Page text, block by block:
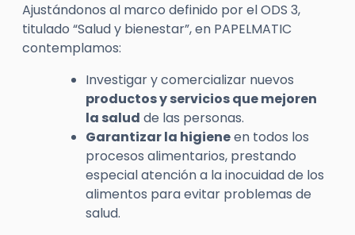
Ajustándonos al marco definido por el ODS 3,
titulado “Salud y bienestar”, en PAPELMATIC
contemplamos:
Investigar y comercializar nuevos
productos y servicios que mejoren
la salud de las personas.
Garantizar la higieneen todos los
procesos alimentarios, prestando
especial atención a la inocuidad de los
alimentos para evitar problemas de
salud.